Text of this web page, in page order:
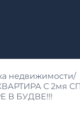
недвижимости/
С 2мя
В БУДВЕ!!!